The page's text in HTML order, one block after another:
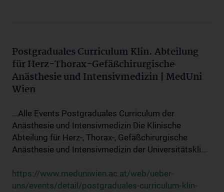
Postgraduales Curriculum Klin. Abteilung
für Herz-Thorax-Gefäßchirurgische
Anästhesie und Intensivmedizin | MedUni
Wien
...Alle Events Postgraduales Curriculum der
Anästhesie und Intensivmedizin Die Klinische
Abteilung für Herz-, Thorax-, Gefäßchirurgische
Anästhesie und Intensivmedizin der Universitätskli...
https://www.meduniwien.ac.at/web/ueber-
uns/events/detail/postgraduales-curriculum-klin-